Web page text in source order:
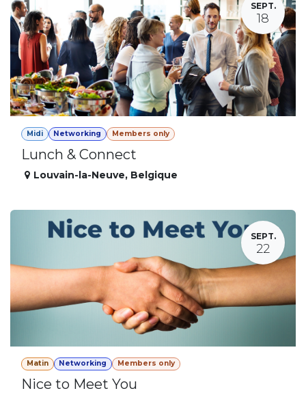
SEPT.
18
Midi Networking Members only
Lunch & Connect
Louvain-la-Neuve, Belgique
SEPT.
22
Matin Networking Members only
Nice to Meet You